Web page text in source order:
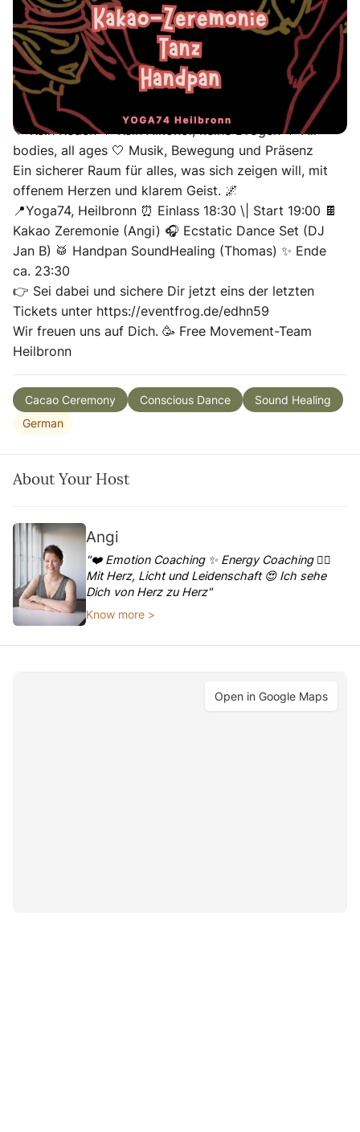
am 12. Juni starten wir wieder mit einer herzöffnenden
Kakao Zeremonie und danach geht’s barfuß auf die
Tanzfläche. ☕️❤️💃🕺 Von sanften Vibes zum Loslassen
bis zu treibenden Beats, die Dich erinnern, wie
lebendig Du bist. 🔥🎶
🤍 Kein Reden 🤍 Kein Alkohol, keine Drogen 🤍 All
bodies, all ages 🤍 Musik, Bewegung und Präsenz
Ein sicherer Raum für alles, was sich zeigen will, mit
offenem Herzen und klarem Geist. 🌌
📍Yoga74, Heilbronn ⏰ Einlass 18:30 \| Start 19:00 🍫
Kakao Zeremonie (Angi) 🎧 Ecstatic Dance Set (DJ
Jan B) 🥁 Handpan SoundHealing (Thomas) ✨ Ende
ca. 23:30
👉 Sei dabei und sichere Dir jetzt eins der letzten
Tickets unter https://eventfrog.de/edhn59
Wir freuen uns auf Dich. 🥳 Free Movement-Team
Heilbronn
Cacao Ceremony Conscious Dance
Sound Healing
German
About Your Host
Angi
"❤️ Emotion Coaching ✨ Energy Coaching ❤️‍🔥
Mit Herz, Licht und Leidenschaft 😍 Ich sehe
Dich von Herz zu Herz"
Know more >
Open in Google Maps